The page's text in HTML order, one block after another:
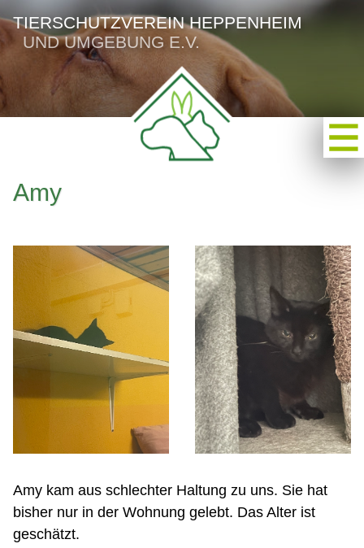
TIERSCHUTZVEREIN HEPPENHEIM
UND UMGEBUNG E.V.
Amy
Amy kam aus schlechter Haltung zu uns. Sie hat
bisher nur in der Wohnung gelebt. Das Alter ist
geschätzt.